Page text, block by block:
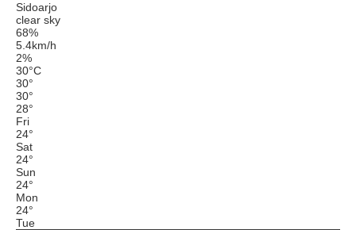
Sidoarjo
clear sky
68%
5.4km/h
2%
30°C
30°
30°
28°
Fri
24°
Sat
24°
Sun
24°
Mon
24°
Tue